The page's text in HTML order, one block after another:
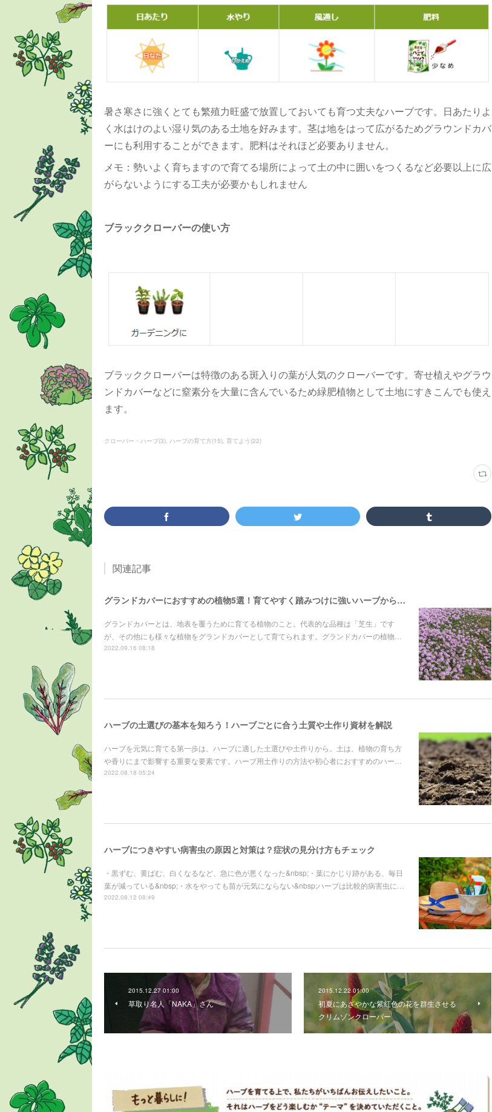
暑さ寒さに強くとても繁殖力旺盛で放置しておいても育つ丈夫なハーブです。日あたりよ
く水はけのよい湿り気のある土地を好みます。茎は地をはって広がるためグラウンドカバ
ーにも利用することができます。肥料はそれほど必要ありません。
メモ：勢いよく育ちますので育てる場所によって土の中に囲いをつくるなど必要以上に広
がらないようにする工夫が必要かもしれません
ブラッククローバーの使い方
ブラッククローバーは特徴のある斑入りの葉が人気のクローバーです。寄せ植えやグラウ
ンドカバーなどに窒素分を大量に含んでいるため緑肥植物として土地にすきこんでも使え
ます。
クローバー・ハーブ(3) ハーブの育て方(15) 育てよう (22)
関連記事
グランドカバーにおすすめの植物5選！育てやすく踏みつけに強いハーブから厳選
グランドカバーとは、地表を覆うために育てる植物のこと。代表的な品種は「芝生」です
が、その他にも様々な植物をグランドカバーとして育てられます。グランドカバーの植物…
2022.09.16 08:18
ハーブの土選びの基本を知ろう！ハーブごとに合う土質や土作り資材を解説
ハーブを元気に育てる第一歩は、ハーブに適した土選びや土作りから。土は、植物の育ち方
や香りにまで影響する重要な要素です。ハーブ用土作りの方法や初心者におすすめのハー…
2022.08.18 05:24
ハーブにつきやすい病害虫の原因と対策は？症状の見分け方もチェック
・黒ずむ、黄ばむ、白くなるなど、急に色が悪くなった&nbsp;・葉にかじり跡がある、毎日
葉が減っている&nbsp;・水をやっても苗が元気にならない&nbsp;ハーブは比較的病害虫に…
2022.08.12 08:49
2015.12.27 01:00
草取り名人「NAKA」さん
2015.12.22 01:00
初夏にあざやかな紫紅色の花を群生させる
クリムゾンクローバー